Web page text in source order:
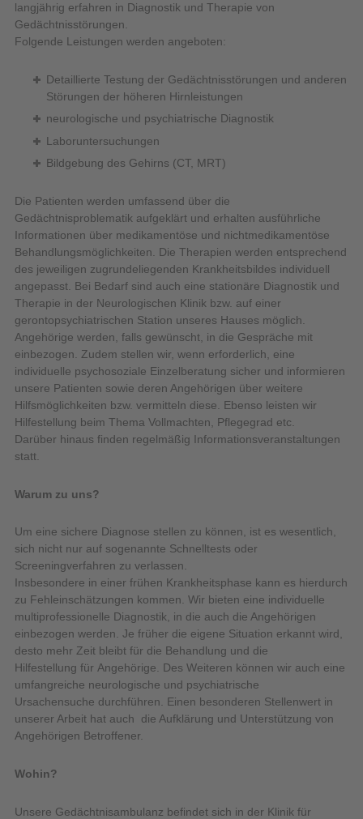
langjährig erfahren in Diagnostik und Therapie von
Gedächtnisstörungen.
Folgende Leistungen werden angeboten:
Detaillierte Testung der Gedächtnisstörungen und anderen
Störungen der höheren Hirnleistungen
neurologische und psychiatrische Diagnostik
Laboruntersuchungen
Bildgebung des Gehirns (CT, MRT)
Die Patienten werden umfassend über die
Gedächtnisproblematik aufgeklärt und erhalten ausführliche
Informationen über medikamentöse und nichtmedikamentöse
Behandlungsmöglichkeiten. Die Therapien werden entsprechend
des jeweiligen zugrundeliegenden Krankheitsbildes individuell
angepasst. Bei Bedarf sind auch eine stationäre Diagnostik und
Therapie in der Neurologischen Klinik bzw. auf einer
gerontopsychiatrischen Station unseres Hauses möglich.
Angehörige werden, falls gewünscht, in die Gespräche mit
einbezogen. Zudem stellen wir, wenn erforderlich, eine
individuelle psychosoziale Einzelberatung sicher und informieren
unsere Patienten sowie deren Angehörigen über weitere
Hilfsmöglichkeiten bzw. vermitteln diese. Ebenso leisten wir
Hilfestellung beim Thema Vollmachten, Pflegegrad etc.
Darüber hinaus finden regelmäßig Informationsveranstaltungen
statt.
Warum zu uns?
Um eine sichere Diagnose stellen zu können, ist es wesentlich,
sich nicht nur auf sogenannte Schnelltests oder
Screeningverfahren zu verlassen.
Insbesondere in einer frühen Krankheitsphase kann es hierdurch
zu Fehleinschätzungen kommen. Wir bieten eine individuelle
multiprofessionelle Diagnostik, in die auch die Angehörigen
einbezogen werden. Je früher die eigene Situation erkannt wird,
desto mehr Zeit bleibt für die Behandlung und die
Hilfestellung für Angehörige. Des Weiteren können wir auch eine
umfangreiche neurologische und psychiatrische
Ursachensuche durchführen. Einen besonderen Stellenwert in
unserer Arbeit hat auch die Aufklärung und Unterstützung von
Angehörigen Betroffener.
Wohin?
Unsere Gedächtnisambulanz befindet sich in der Klinik für